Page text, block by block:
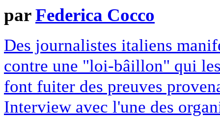
parFederica Cocco
Des journalistes italiens
contre une "loi-bâillon" qui
font fuiter des preuves
Interview avec l'une des